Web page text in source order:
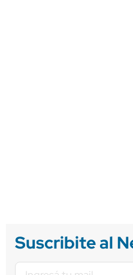
Suscribite al